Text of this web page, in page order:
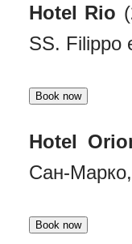
Hotel Rio
SS. Filippo
Hotel
Сан-